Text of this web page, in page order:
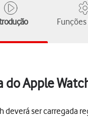
do Apple
deverá ser carregada